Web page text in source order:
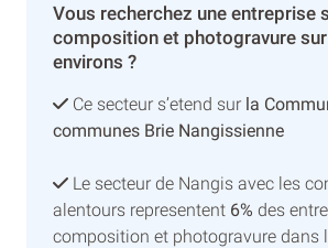
Vous recherchez une entreprise
composition et photogravure
environs ?
Ce secteur s’etend sur la
communes Brie Nangissienne
Le secteur de Nangis avec les
alentours representent 6% des
composition et photogravure dans